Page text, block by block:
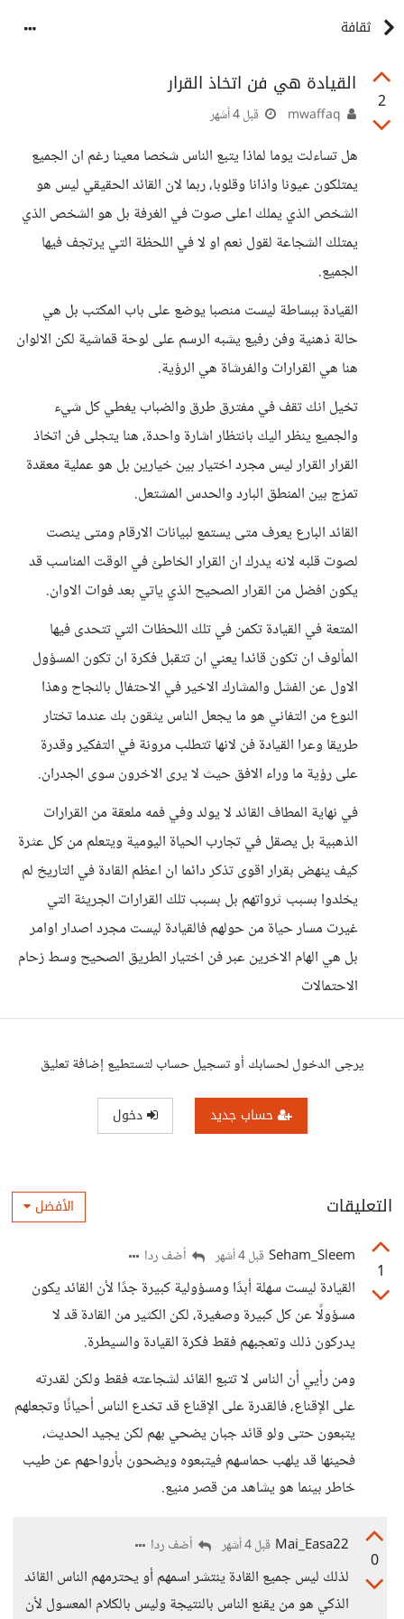
ثقافة
2
القيادة هي فن اتخاذ القرار
قبل 4 أشهر
هل تساءلت يوما لماذا يتبع الناس شخصا معينا رغم ان الجميع
يمتلكون عيونا واذانا وقلوبا، ربما لان القائد الحقيقي ليس هو
الشخص الذي يملك اعلى صوت في الغرفة بل هو الشخص الذي
يمتلك الشجاعة لقول نعم او لا في اللحظة التي يرتجف فيها
الجميع.
القيادة ببساطة ليست منصبا يوضع على باب المكتب بل هي
حالة ذهنية وفن رفيع يشبه الرسم على لوحة قماشية لكن الالوان
هنا هي القرارات والفرشاة هي الرؤية.
تخيل انك تقف في مفترق طرق والضباب يغطي كل شيء
والجميع ينظر اليك بانتظار اشارة واحدة، هنا يتجلى فن اتخاذ
القرار القرار ليس مجرد اختيار بين خيارين بل هو عملية معقدة
تمزج بين المنطق البارد والحدس المشتعل.
القائد البارع يعرف متى يستمع لبيانات الارقام ومتى ينصت
لصوت قلبه لانه يدرك ان القرار الخاطئ في الوقت المناسب قد
يكون افضل من القرار الصحيح الذي ياتي بعد فوات الاوان.
المتعة في القيادة تكمن في تلك اللحظات التي تتحدى فيها
المألوف ان تكون قائدا يعني ان تتقبل فكرة ان تكون المسؤول
الاول عن الفشل والمشارك الاخير في الاحتفال بالنجاح وهذا
النوع من التفاني هو ما يجعل الناس يثقون بك عندما تختار
طريقا وعرا القيادة فن لانها تتطلب مرونة في التفكير وقدرة
على رؤية ما وراء الافق حيث لا يرى الاخرون سوى الجدران.
في نهاية المطاف القائد لا يولد وفي فمه ملعقة من القرارات
الذهبية بل يصقل في تجارب الحياة اليومية ويتعلم من كل عثرة
كيف ينهض بقرار اقوى تذكر دائما ان اعظم القادة في التاريخ لم
يخلدوا بسبب ثرواتهم بل بسبب تلك القرارات الجريئة التي
غيرت مسار حياة من حولهم فالقيادة ليست مجرد اصدار اوامر
بل هي الهام الاخرين عبر فن اختيار الطريق الصحيح وسط زحام
الاحتمالات
يرجى الدخول لحسابك أو تسجيل حساب لتستطيع إضافة تعليق
حساب جديد دخول
التعليقات الأفضل
1
Seham_Sleem قبل 4 أشهر أضف ردا
القيادة ليست سهلة أبدًا ومسؤولية كبيرة جدًا لأن القائد يكون
مسؤولًا عن كل كبيرة وصغيرة، لكن الكثير من القادة قد لا
يدركون ذلك وتعجبهم فقط فكرة القيادة والسيطرة.
ومن رأيي أن الناس لا تتبع القائد لشجاعته فقط ولكن لقدرته
على الإقناع، فالقدرة على الإقناع قد تخدع الناس أحيانًا وتجعلهم
يتبعون حتى ولو قائد جبان يضحي بهم لكن يجيد الحديث،
فحينها قد يلهب حماسهم فيتبعوه ويضحون بأرواحهم عن طيب
خاطر بينما هو يشاهد من قصر منيع.
0
Mai_Easa22 قبل 4 أشهر أضف ردا
لذلك ليس جميع القادة ينتشر اسمهم أو يحترمهم الناس القائد
الذكي هو من يقنع الناس بالنتيجة وليس بالكلام المعسول لأن